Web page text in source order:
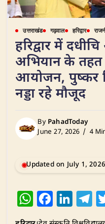
उत्तराखंड गढ़वाल हरिद्वार
हरिद्वार में
अभियान के तहत
आयोजन, पुष्कर
नड्डा रहे मौजूद
By PahadToday
June 27, 2026
4
Updated on July 1, 2026
W
h
F
a
Li
n
T